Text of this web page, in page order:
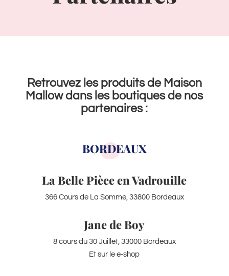
Retrouvez les produits de Maison
Mallow dans les boutiques de nos
partenaires :
BORDEAUX
La Belle Pièce en Vadrouille
366 Cours de La Somme, 33800 Bordeaux
Jane de Boy
8 cours du 30 Juillet, 33000 Bordeaux
Et sur le e-shop